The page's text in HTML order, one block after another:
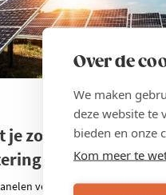
Over de
We maken
deze website te
bieden en onze
Kom meer te
je zonnepanelen,
vergelijken zorgvuldig hun